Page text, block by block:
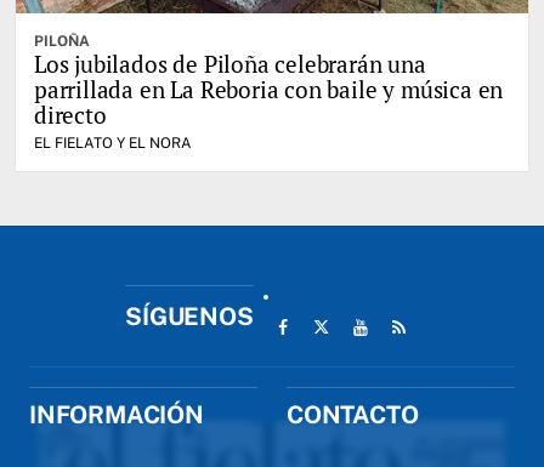
PILOÑA
Los jubilados de Piloña celebrarán una
parrillada en La Reboria con baile y música en
directo
EL FIELATO Y EL NORA
SÍGUENOS
INFORMACIÓN CONTACTO